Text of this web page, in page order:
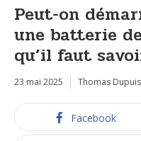
Peut-on
une batterie
qu’il faut
23 mai 2025 Thomas Dupuis
Facebook